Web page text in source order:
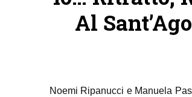
Al
Noemi Ripanucci e Manuela